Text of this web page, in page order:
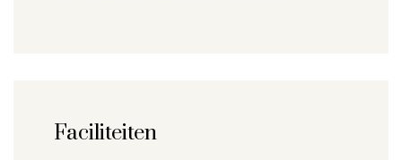
Faciliteiten